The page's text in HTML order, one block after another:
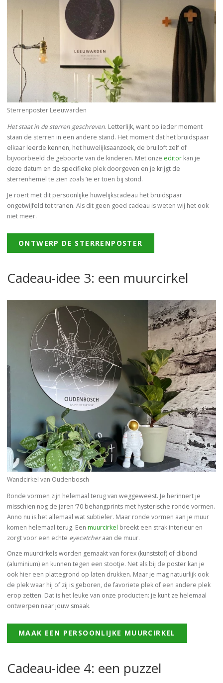
Sterrenposter Leeuwarden
Het staat in de sterren geschreven. Letterlijk, want op ieder moment
staan de sterren in een andere stand. Het moment dat het bruidspaar
elkaar leerde kennen, het huwelijksaanzoek, de bruiloft zelf of
bijvoorbeeld de geboorte van de kinderen. Met onze editor kan je
deze datum en de specifieke plek doorgeven en je krijgt de
sterrenhemel te zien zoals ‘ie er toen bij stond.
Je roert met dit persoonlijke huwelijkscadeau het bruidspaar
ongetwijfeld tot tranen. Als dit geen goed cadeau is weten wij het ook
niet meer.
ONTWERP DE STERRENPOSTER
Cadeau-idee 3: een muurcirkel
Wandcirkel van Oudenbosch
Ronde vormen zijn helemaal terug van weggeweest. Je herinnert je
misschien nog de jaren ‘70 behangprints met hysterische ronde vormen.
Anno nu is het allemaal wat subtieler. Maar ronde vormen aan je muur
komen helemaal terug. Een muurcirkel breekt een strak interieur en
zorgt voor een echte eyecatcheraan de muur.
Onze muurcirkels worden gemaakt van forex (kunststof) of dibond
(aluminium) en kunnen tegen een stootje. Net als bij de poster kan je
ook hier een plattegrond op laten drukken. Maar je mag natuurlijk ook
de plek waar hij of zij is geboren, de favoriete plek of een andere plek
erop zetten. Dat is het leuke van onze producten: je kunt ze helemaal
ontwerpen naar jouw smaak.
MAAK EEN PERSOONLIJKE MUURCIRKEL
Cadeau-idee 4: een puzzel